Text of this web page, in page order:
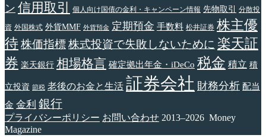
ン 信用取引 個人向け国債の金利・キャンペーン情報 先物取引 分散投
資 外国株式 外貨MMF 外貨預金 定期預金 手数料 松井証券 株主優
待株価指標株式投資で失敗しないために 楽天証
券 楽天銀行 相場格言 確定拠出年金・iDeCo 税金 積立 積
立投資 節税 老後のお金と生活 証券会社 財務分析 配当
金 金利 銀行
プライバシーポリシー お問い合わせ 2013–2026 Money
Magazine